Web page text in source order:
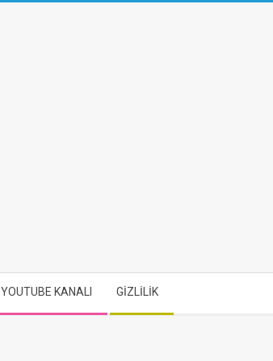
YOUTUBE KANALI GİZLİLİK